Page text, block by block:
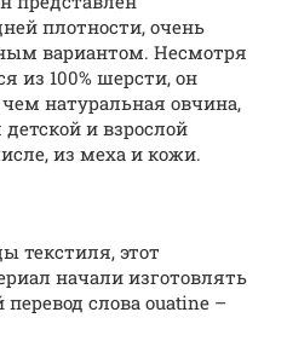
плотности, очень
вариантом. Несмотря
из 100% шерсти, он
натуральная овчина,
и взрослой
из меха и кожи.
текстиля, этот
начали изготовлять
слова ouatine –